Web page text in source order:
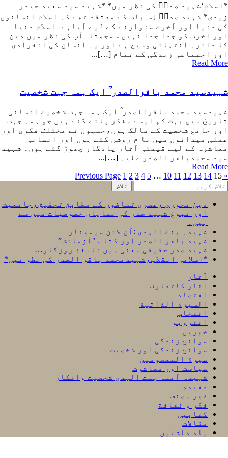
صدرؒ کی نظر میں* *شہید سید سعید حیدر
شہید صدرؒ اِس بات کے معتقد تھے کہ اسلام انسانوں
دنیا اور آخرت سنوارنے کے لیے آیاہے۔اسلام دنیا
آخرت کو جدا جدا نہیں سمجھتا۔آپ کی نظر میں دین
دائرہ انتہائی وسیع ہے اور یہ انسان کی انفرادی
اجتماعی زندگی کے تمام […]...
Read
محمد باقرالصدر ؒ ایک ہمہ جہت شخصیت
محمد باقرالصدر ؒ ایک ہمہ جہت شخصیت انسانی
میں بہت کم ایسے مفکر پائے گئے ہیں جو ہمہ جہت
جامع شخصیت کے مالک ہوں،جنہوں نے مختلف فکری اور
میدانوں میں نا م روشن کئے ہوں اور انسانی
کے لیے قیمتی آثار یادگار چھوڑ گئے ہوں۔ شہید
محمدباقر الصدر علیہ […]...
Read
«
1 2 3 4 5 … 10 11 12 13 14 15
دین محوری ،عصری تقاضوں کے مطابق تحقیق،جامعیت
اور نبوغ شہید صدر کی نمایاں خصوصیات میں سے
ہیں۔
شہیدہ بنت الہدی :آن لائن سیمینار
شہید باقر الصدر اور کتاب "آزمائش”
شہید صدر حقیقی معنی میں نابغۂ روزگار…
*اسلامی انقلاب،شہیدمحمد باقر الصدر کی نظر میں*
آثار
آثار کاتعارف
اقتصاد
السيرة الذاتية
انتخاب
انٹرویو
خبریں
سوانح زندگی
سوانح زندگی اور شخصیت
سيرة المعصومين
سیاست اور معاشرت
شہیدہ آمنہ بنت الہدی شخصیت وافکار
عقیده
غير مصنف
فكر و ثقافة
کتابیں
مقالات
یاد داشتیں